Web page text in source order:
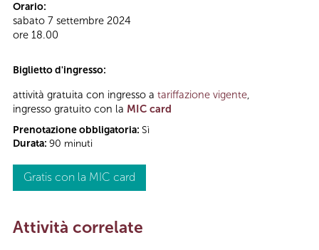
Orario:
sabato 7 settembre 2024
ore 18.00
Biglietto d'ingresso:
attività gratuita con ingresso a tariffazione vigente,
ingresso gratuito con la MIC card
Prenotazione obbligatoria: Sì
Durata: 90 minuti
Gratis con la MIC card
Attività correlate